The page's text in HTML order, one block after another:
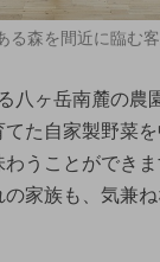
る森を間近に臨む
八ヶ岳南麓の農
た自家製野菜
うことができ
家族も、気兼